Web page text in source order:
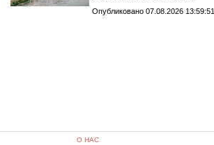
Опубликовано 07.08.2026 13:59:51
О НАС